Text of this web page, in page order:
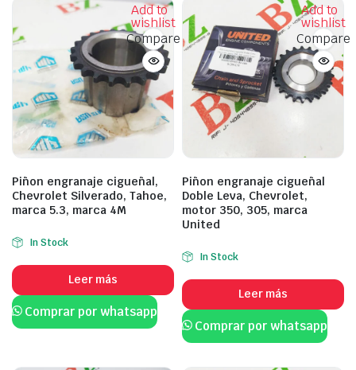
Add to
wishlist
Compare
Piñon engranaje cigueñal,
Chevrolet Silverado, Tahoe,
marca 5.3, marca 4M
In Stock
Leer más
Comprar por whatsapp
Add to
wishlist
Compare
Piñon engranaje cigueñal
Doble Leva, Chevrolet,
motor 350, 305, marca
United
In Stock
Leer más
Comprar por whatsapp